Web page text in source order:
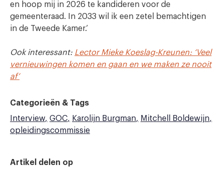
en hoop mij in 2026 te kandideren voor de
gemeenteraad. In 2033 wil ik een zetel bemachtigen
in de Tweede Kamer.’
Ook interessant: Lector Mieke Koeslag-Kreunen: ‘Veel
vernieuwingen komen en gaan en we maken ze nooit
af’
Categorieën & Tags
Interview GOC Karolijn Burgman
Mitchell Boldewijn
opleidingscommissie
Artikel delen op